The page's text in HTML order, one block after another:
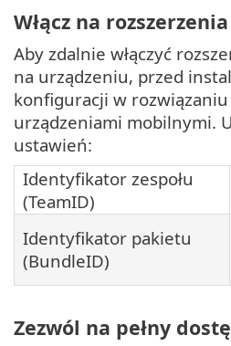
Włącz na
Aby zdalnie włączyć
na urządzeniu, przed
konfiguracji w rozwiązaniu
urządzeniami mobilnymi.
ustawień:
Identyfikator zespołu
(TeamID)
Identyfikator pakietu
(BundleID)
Zezwól na pełny